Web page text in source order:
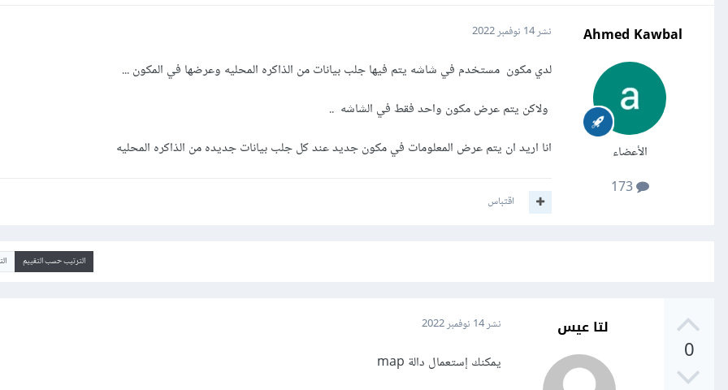
Ahmed Kawbal
الأعضاء
173
نشر14 نوفمبر 2022
لدي مكون مستخدم في شاشه يتم فيها جلب بيانات من الذاكره المحليه وعرضها في المكون ...
ولاكن يتم عرض مكون واحد فقط في الشاشه ..
انا اريد ان يتم عرض المعلومات في مكون جديد عند كل جلب بيانات جديده من الذاكره المحليه
اقتباس
الترتيب حسب التقييم
0
لتا عيس نشر14 نوفمبر 2022
يمكنك إستعمال دالة map